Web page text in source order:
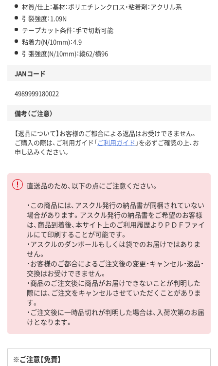
材質/仕上：基材：ポリエチレンクロス・粘着剤：アクリル系
引裂強度：1.09N
テープカット条件：手で切断可能
粘着力(N/10mm)：4.9
引張強度(N/10mm)：縦62/横96
JANコード
4989999180022
備考（ご注意）
【返品について】お客様のご都合による返品はお受けできません。
ご購入の際は、ご利用ガイド「ご利用ガイド 」を必ずご確認の上、お
申し込みください。
直送品のため、以下の点にご注意ください。
・この商品には、アスクル発行の納品書が同梱されていない
場合があります。アスクル発行の納品書をご希望のお客様
は、商品到着後、本サイト上のご利用履歴よりＰＤＦファイ
ルにて印刷することが可能です。
・アスクルのダンボールもしくは袋でのお届けではありま
せん。
・お客様のご都合によるご注文後の変更・キャンセル・返品・
交換はお受けできません。
・商品のご注文後に商品がお届けできないことが判明した
際には、ご注文をキャンセルさせていただくことがありま
す。
・ご注文後に一時品切れが判明した場合は、入荷次第のお届
けとなります。
※ご注意【免責】